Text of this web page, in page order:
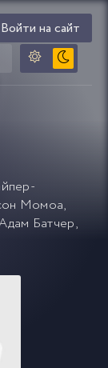
Войти на сайт
Момоа,
Батчер,